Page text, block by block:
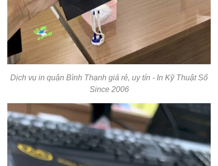
Dịch vụ in quận Bình Thạnh giá rẻ, uy tín - In Kỹ Thuật Số
Since 2006